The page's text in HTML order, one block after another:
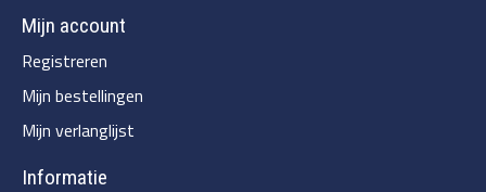
Mijn account
Registreren
Mijn bestellingen
Mijn verlanglijst
Informatie